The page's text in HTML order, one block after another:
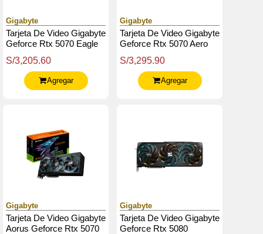
Gigabyte
Tarjeta De Video Gigabyte
Geforce Rtx 5070 Eagle
Gddr7, Pcie Gen 5.0
S/3,205.60
Agregar
Gigabyte
Tarjeta De Video Gigabyte
Geforce Rtx 5070 Aero
Pcie Gen 5.0
S/3,295.90
Agregar
Gigabyte
Tarjeta De Video Gigabyte
Aorus Geforce Rtx 5070
Gigabyte
Tarjeta De Video Gigabyte
Geforce Rtx 5080